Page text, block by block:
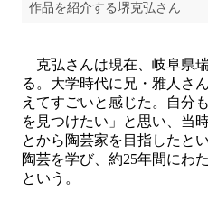
作品を紹介する堺克弘さん
克弘さんは現在、岐阜県
る。大学時代に兄・雅人さ
えてすごいと感じた。自分
を見つけたい」と思い、当
とから陶芸家を目指したと
陶芸を学び、約25年間にわ
という。